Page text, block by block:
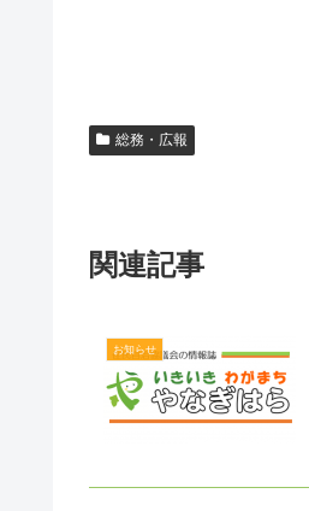
総務・広報
関連記事
お知らせ